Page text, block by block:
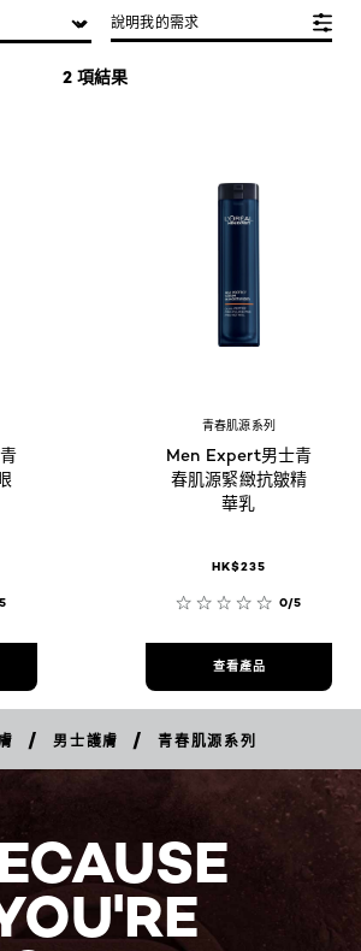
2 項結果
說明我的需求
青春肌源系列
Men Expert男士青
春肌源緊緻抗皺精
華乳
HK$235
0/5
查看產品
/ 男士護膚 / 青春肌源系列